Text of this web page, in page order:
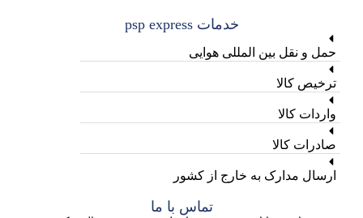
خدمات psp express
حمل و نقل بین المللی هوایی
ترخیص کالا
واردات کالا
صادرات کالا
ارسال مدارک به خارج از کشور
تماس با ما